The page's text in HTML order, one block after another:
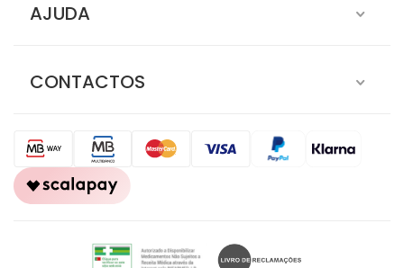
AJUDA
CONTACTOS